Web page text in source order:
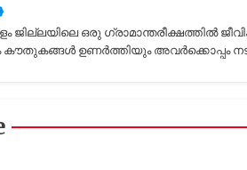
ഒരു ഗ്രാമാന്തരീക്ഷത്തിൽ
കൗതുകങ്ങൾ ഉണർത്തിയും അവർക്കൊപ്പം